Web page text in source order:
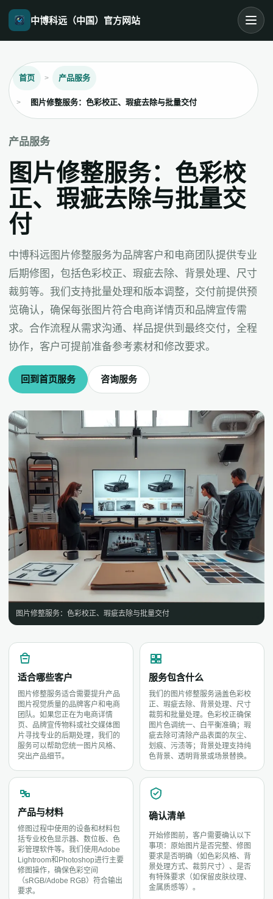
中博科远（中国）官方网站
首页 产品服务
图片修整服务：色彩校正、瑕疵去除与批量交付
产品服务
图片修整服务：色彩校
正、瑕疵去除与批量交
付
中博科远图片修整服务为品牌客户和电商团队提供专业
后期修图，包括色彩校正、瑕疵去除、背景处理、尺寸
裁剪等。我们支持批量处理和版本调整，交付前提供预
览确认，确保每张图片符合电商详情页和品牌宣传需
求。合作流程从需求沟通、样品提供到最终交付，全程
协作，客户可提前准备参考素材和修改要求。
回到首页服务 咨询服务
图片修整服务：色彩校正、瑕疵去除与批量交付
适合哪些客户
图片修整服务适合需要提升产品
图片视觉质量的品牌客户和电商
团队。如果您正在为电商详情
页、品牌宣传物料或社交媒体图
片寻找专业的后期处理，我们的
服务可以帮助您统一图片风格、
突出产品细节。
服务包含什么
我们的图片修整服务涵盖色彩校
正、瑕疵去除、背景处理、尺寸
裁剪和批量处理。色彩校正确保
图片色调统一、白平衡准确；瑕
疵去除可清除产品表面的灰尘、
划痕、污渍等；背景处理支持纯
色背景、透明背景或场景替换。
产品与材料
修图过程中使用的设备和材料包
括专业校色显示器、数位板、色
彩管理软件等。我们使用Adobe
Lightroom和Photoshop进行主要
修图操作，确保色彩空间
（sRGB/Adobe RGB）符合输出
要求。
确认清单
开始修图前，客户需要确认以下
事项：原始图片是否完整、修图
要求是否明确（如色彩风格、背
景处理方式、裁剪尺寸）、是否
有特殊要求（如保留皮肤纹理、
金属质感等）。